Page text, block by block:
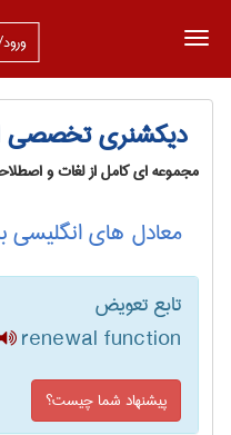
دیکشنری تخصصی
مجموعه ای کامل از لغات و
معادل های انگلیسی
تابع تعویض
renewal function
پیشنهاد شما چیست؟